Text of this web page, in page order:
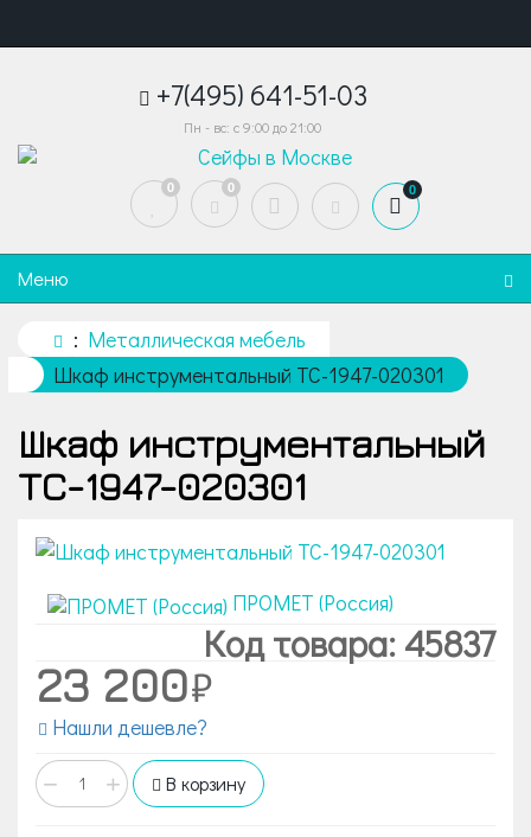
+7(495) 641-51-03
Пн - вс: с 9:00 до 21:00
0 0 0
Меню
Металлическая мебель
Шкаф инструментальный TC-1947-020301
Шкаф инструментальный
TC-1947-020301
ПРОМЕТ (Россия)
Код товара: 45837
23 200
Нашли дешевле?
− + В корзину